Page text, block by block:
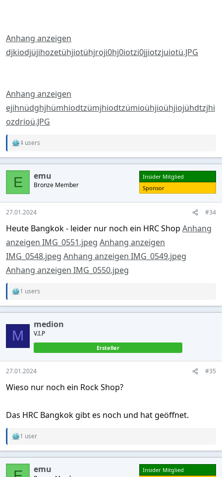
Anhang anzeigen
djkiodjüjihozetühjiotühjroji0hj0iotzi0jjiotzjuiotü.JPG
Anhang anzeigen
ejihnüdghjhümhiodtzümjhiodtzümioühjioühjiojühdtzjhi
ozdrioü.JPG
R
a
c
o
n
s
4 users
E emu
Bronze Member
Insider Mitglied
Sponsor
27.01.2024 #34
Heute Bangkok - leider nur noch ein HRC Shop Anhang
anzeigen IMG_0551.jpeg Anhang anzeigen
IMG_0548.jpeg Anhang anzeigen IMG_0549.jpeg
Anhang anzeigen IMG_0550.jpeg
R
a
t
o
n
1 users
M
medion
V.I.P
Ersteller
27.01.2024 #35
Wieso nur noch ein Rock Shop?
Das HRC Bangkok gibt es noch und hat geöffnet.
R
a
c
1 user
emu Insider Mitglied